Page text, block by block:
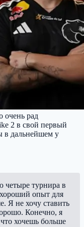
очень рад
2 в свой первый
в дальнейшем у
четыре турнира в
опыт для
Я не хочу ставить
Конечно, я
хочешь больше